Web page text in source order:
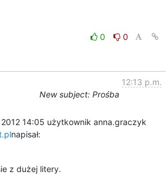
0
0
12:13 p.m.
New subject: Prośba
napisał:
z dużej litery.